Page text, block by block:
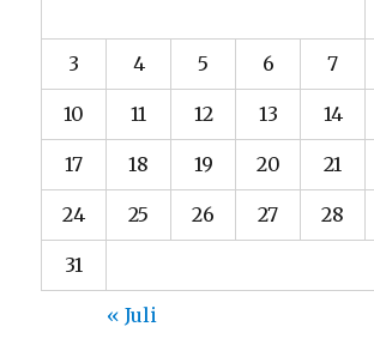
3 4 5 6 7
10 11 12 13 14
17 18 19 20 21
24 25 26 27 28
31
« Juli